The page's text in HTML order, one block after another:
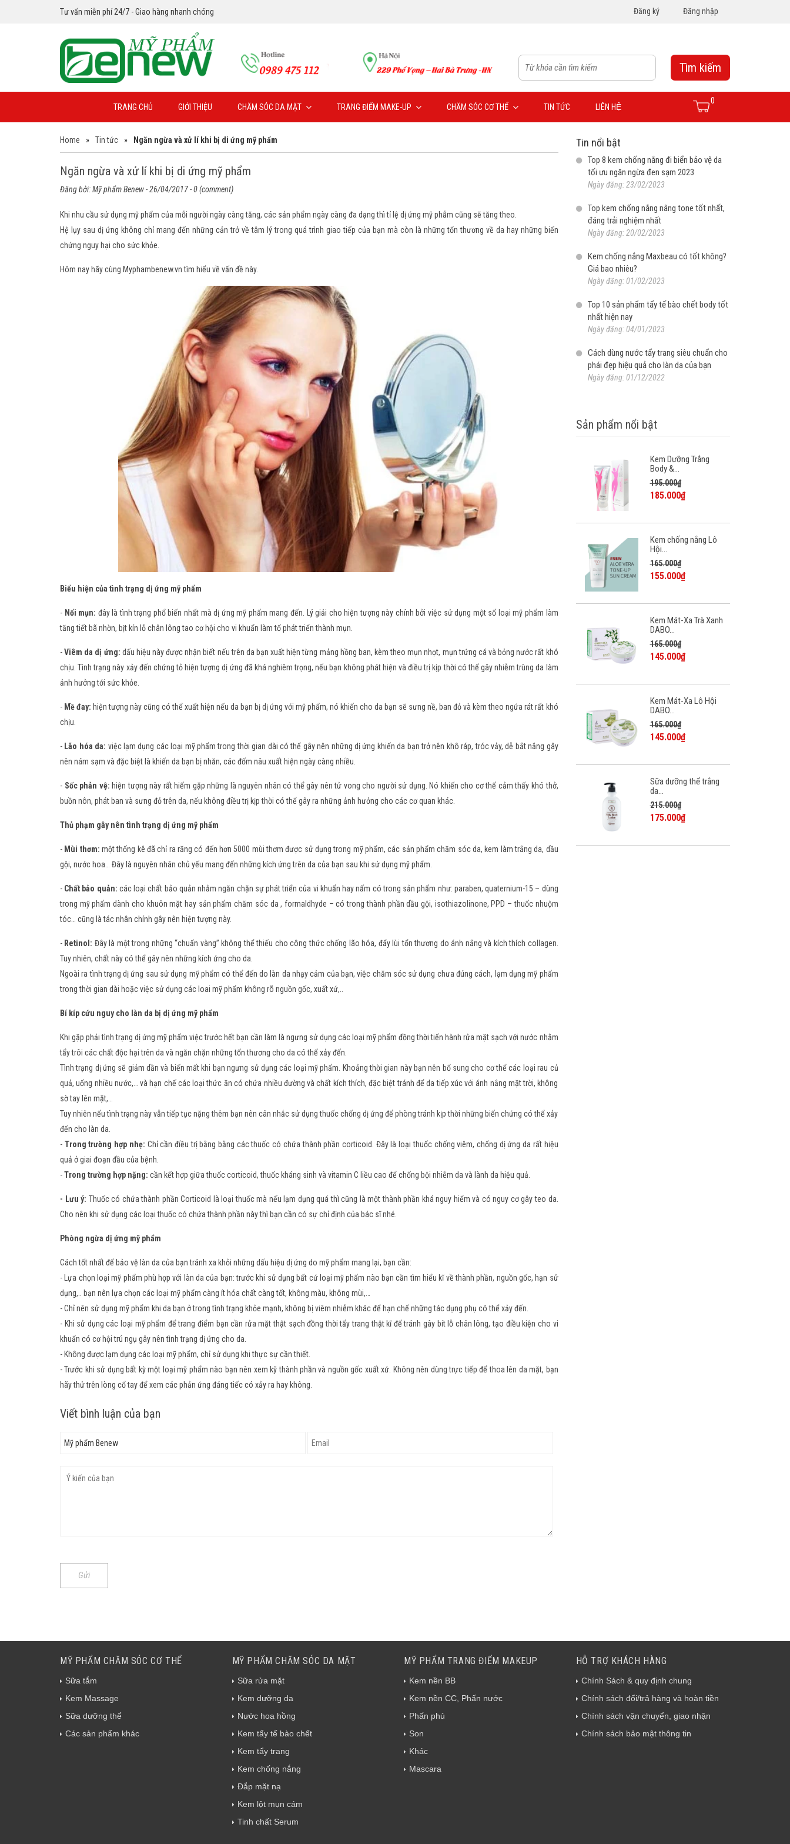
Tư vấn miễn phí 24/7 - Giao hàng nhanh chóng Đăng nhập
Đăng ký
Tìm kiếm
TRANG CHỦ GIỚI THIỆU CHĂM SÓC DA MẶT TRANG ĐIỂM MAKE-UP CHĂM SÓC CƠ THỂ TIN TỨC LIÊN HỆ
0
Home » Tin tức » Ngăn ngừa và xử lí khi bị di ứng mỹ phẩm
Ngăn ngừa và xử lí khi bị di ứng mỹ phẩm
Đăng bởi:Mỹ phẩm Benew- 26/04/2017 - 0 (comment)
Khi nhu cầu sử dụng mỹ phẩm của mỗi người ngày càng tăng, các sản phẩm ngày càng đa dạng thì tỉ lệ dị ứng mỹ phẫm cũng sẽ tăng theo.
Hệ lụy sau dị ứng không chỉ mang đến những cản trở về tâm lý trong quá trình giao tiếp của bạn mà còn là những tổn thương về da hay những biến
chứng nguy hại cho sức khỏe.
Hôm nay hãy cùng Myphambenew.vntìm hiểu về vấn đề này.
Biểu hiện của tình trạng dị ứng mỹ phẩm
- Nổi mụn: đây là tình trạng phổ biến nhất mà dị ứng mỹ phẩm mang đến. Lý giải cho hiện tượng này chính bởi việc sử dụng một số loại mỹ phẩm làm
tăng tiết bã nhờn, bịt kín lỗ chân lông tao cơ hội cho vi khuẩn làm tổ phát triển thành mụn.
-Viêm da dị ứng: dấu hiệu này được nhận biết nếu trên da bạn xuất hiện từng mảng hồng ban, kèm theo mụn nhọt, mụn trứng cá và bỏng nước rất khó
chịu. Tình trạng này xảy đến chứng tỏ hiện tượng dị ứng đã khá nghiêm trọng, nếu bạn không phát hiện và điều trị kịp thời có thể gây nhiễm trùng da làm
ảnh hưởng tới sức khỏe.
- Mề đay: hiện tượng này cũng có thể xuất hiện nếu da bạn bị dị ứng với mỹ phẩm, nó khiến cho da bạn sẽ sưng nề, ban đỏ và kèm theo ngứa rát rất khó
chịu.
- Lão hóa da: việc lạm dụng các loại mỹ phẩm trong thời gian dài có thể gây nên những dị ứng khiến da bạn trở nên khô ráp, tróc vảy, dễ bắt nắng gây
nên nám sạm và đặc biệt là khiến da bạn bị nhăn, các đốm nâu xuất hiện ngày càng nhiều.
- Sốc phản vệ: hiện tượng này rất hiếm gặp những là nguyên nhân có thể gây nên tử vong cho người sử dụng. Nó khiến cho cơ thể cảm thấy khó thở,
buồn nôn, phát ban và sưng đỏ trên da, nếu không điều trị kịp thời có thể gây ra những ảnh hưởng cho các cơ quan khác.
Thủ phạm gây nên tình trạng dị ứng mỹ phẩm
- Mùi thơm: một thống kê đã chỉ ra răng có đến hơn 5000 mùi thơm được sử dụng trong mỹ phẩm, các sản phẩm chăm sóc da, kem làm trắng da, dầu
gội, nước hoa… Đây là nguyên nhân chủ yếu mang đến những kích ứng trên da của bạn sau khi sử dụng mỹ phẩm.
- Chất bảo quản: các loại chất bảo quản nhằm ngăn chặn sự phát triển của vi khuẩn hay nấm có trong sản phẩm như: paraben, quaternium-15 – dùng
trong mỹ phẩm dành cho khuôn mặt hay sản phẩm chăm sóc da , formaldhyde – có trong thành phần dầu gội, isothiazolinone, PPD – thuốc nhuộm
tóc… cũng là tác nhân chính gây nên hiện tượng này.
- Retinol: Đây là một trong những “chuẩn vàng” không thể thiếu cho công thức chống lão hóa, đẩy lùi tổn thương do ánh nắng và kích thích collagen.
Tuy nhiên, chất này có thể gây nên những kích ứng cho da.
Ngoài ra tình trạng dị ứng sau sử dụng mỹ phẩm có thể đến do làn da nhạy cảm của bạn, việc chăm sóc sử dụng chưa đúng cách, lạm dụng mỹ phẩm
trong thời gian dài hoặc việc sử dụng các loai mỹ phẩm không rõ nguồn gốc, xuất xứ,..
Bí kíp cứu nguy cho làn da bị dị ứng mỹ phẩm
Khi gặp phải tình trạng dị ứng mỹ phẩm việc trước hết bạn cần làm là ngưng sử dụng các loại mỹ phẩm đồng thời tiến hành rửa mặt sạch với nước nhằm
tẩy trôi các chất độc hại trên da và ngăn chặn những tổn thương cho da có thể xảy đến.
Tình trạng dị ứng sẽ giảm dần và biến mất khi bạn ngưng sử dụng các loại mỹ phẩm. Khoảng thời gian này bạn nên bổ sung cho cơ thể các loại rau củ
quả, uống nhiều nước,… và hạn chế các loại thức ăn có chứa nhiều đường và chất kích thích, đặc biệt tránh để da tiếp xúc với ánh nắng mặt trời, không
sờ tay lên mặt,…
Tuy nhiên nếu tình trạng này vẫn tiếp tục nặng thêm bạn nên cân nhắc sử dụng thuốc chống dị ứng để phòng tránh kịp thời những biến chứng có thể xảy
đến cho làn da.
- Trong trường hợp nhẹ: Chỉ cần điều trị bằng bằng các thuốc có chứa thành phần corticoid. Đây là loại thuốc chống viêm, chống dị ứng da rất hiệu
quả ở giai đoạn đầu của bệnh.
-Trong trường hợp nặng: cần kết hợp giữa thuốc corticoid, thuốc kháng sinh và vitamin C liều cao để chống bội nhiễm da và lành da hiệu quả.
- Lưu ý: Thuốc có chứa thành phần Corticoid là loại thuốc mà nếu lạm dụng quá thì cũng là một thành phần khá nguy hiểm và có nguy cơ gây teo da.
Cho nên khi sử dụng các loại thuốc có chứa thành phần này thì bạn cần có sự chỉ định của bác sĩ nhé.
Phòng ngừa dị ứng mỹ phẩm
Cách tốt nhất để bảo vệ làn da của bạn tránh xa khỏi những dấu hiệu dị ứng do mỹ phẩm mang lại, bạn cần:
- Lựa chọn loại mỹ phẩm phù hợp với làn da của bạn: trước khi sử dụng bất cứ loại mỹ phẩm nào bạn cần tìm hiểu kĩ về thành phần, nguồn gốc, hạn sử
dụng,.. bạn nên lựa chọn các loại mỹ phẩm càng ít hóa chất càng tốt, không màu, không mùi,…
- Chỉ nên sử dụng mỹ phẩm khi da bạn ở trong tình trạng khỏe mạnh, không bị viêm nhiễm khác để hạn chế những tác dụng phụ có thể xảy đến.
- Khi sử dụng các loại mỹ phẩm để trang điểm bạn cần rửa mặt thật sạch đồng thời tẩy trang thật kĩ để tránh gây bít lỗ chân lông, tạo điều kiện cho vi
khuẩn có cơ hội trú ngụ gây nên tình trạng dị ứng cho da.
- Không được lạm dụng các loại mỹ phẩm, chỉ sử dụng khi thực sự cần thiết.
- Trước khi sử dụng bất kỳ một loại mỹ phẩm nào bạn nên xem kỹ thành phần và nguồn gốc xuất xứ. Không nên dùng trực tiếp để thoa lên da mặt, bạn
hãy thử trên lòng cổ tay để xem các phản ứng đáng tiếc có xảy ra hay không.
Viết bình luận của bạn
Gửi
Tin nổi bật
Top 8 kem chống nắng đi biển bảo vệ da
tối ưu ngăn ngừa đen sạm 2023
Ngày đăng: 23/02/2023
Top kem chống nắng nâng tone tốt nhất,
đáng trải nghiệm nhất
Ngày đăng: 20/02/2023
Kem chống nắng Maxbeau có tốt không?
Giá bao nhiêu?
Ngày đăng: 01/02/2023
Top 10 sản phẩm tẩy tế bào chết body tốt
nhất hiện nay
Ngày đăng: 04/01/2023
Cách dùng nước tẩy trang siêu chuẩn cho
phái đẹp hiệu quả cho làn da của bạn
Ngày đăng: 01/12/2022
Sản phẩm nổi bật
Kem Dưỡng Trắng
Body &...
195.000₫
185.000₫
Kem chống nắng Lô
Hội...
165.000₫
155.000₫
Kem Mát-Xa Trà Xanh
DABO...
165.000₫
145.000₫
Kem Mát-Xa Lô Hội
DABO...
165.000₫
145.000₫
Sữa dưỡng thể trắng
da...
215.000₫
175.000₫
MỸ PHẨM CHĂM SÓC CƠ THỂ
Sữa tắm
Kem Massage
Sữa dưỡng thể
Các sản phẩm khác
MỸ PHẨM CHĂM SÓC DA MẶT
Sữa rửa mặt
Kem dưỡng da
Nước hoa hồng
Kem tẩy tế bào chết
Kem tẩy trang
Kem chống nắng
Đắp mặt nạ
Kem lột mụn cám
Tinh chất Serum
MỸ PHẨM TRANG ĐIỂM MAKEUP
Kem nền BB
Kem nền CC, Phấn nước
Phấn phủ
Son
Khác
Mascara
HỖ TRỢ KHÁCH HÀNG
Chính Sách & quy định chung
Chính sách đổi/trả hàng và hoàn tiền
Chính sách vận chuyển, giao nhận
Chính sách bảo mật thông tin